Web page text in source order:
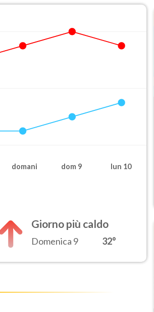
domani dom 9 lun 10
Giorno più caldo
Domenica 9 32°